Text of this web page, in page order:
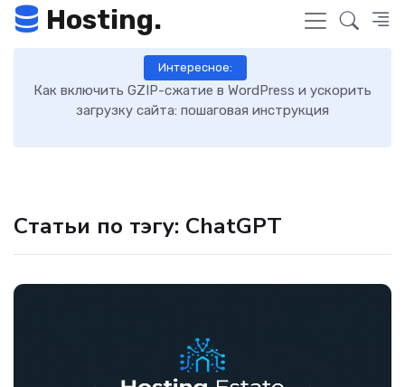
Hosting.
Интересное:
Как включить GZIP-сжатие в WordPress и ускорить
загрузку сайта: пошаговая инструкция
Статьи по тэгу: ChatGPT